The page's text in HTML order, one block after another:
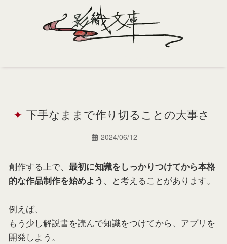
Portfolio
下手なままで作り切ることの大事さ
2024/06/12
創作する上で、 最初に知識をしっかりつけてから本格
的な作品制作を始めよう 、と考えることがあります。
例えば、
もう少し解説書を読んで知識をつけてから、アプリを
開発しよう。